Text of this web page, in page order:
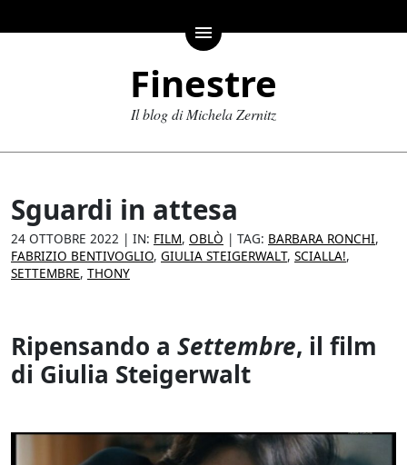
Finestre
Il blog di Michela Zernitz
menu
Sguardi in attesa
24 OTTOBRE 2022 | IN: FILM, OBLÒ | TAG: BARBARA RONCHI,
FABRIZIO BENTIVOGLIO, GIULIA STEIGERWALT, SCIALLA!,
SETTEMBRE, THONY
Ripensando a Settembre, il film
di Giulia Steigerwalt